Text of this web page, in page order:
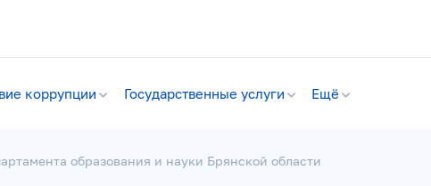
коррупции Государственные услуги Ещё
образования и науки Брянской области